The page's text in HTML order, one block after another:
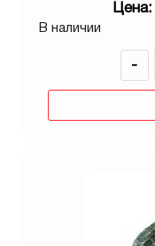
Цена:
В наличии
-